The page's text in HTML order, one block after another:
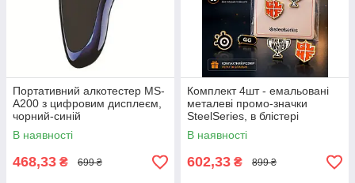
Портативний алкотестер MS-
A200 з цифровим дисплеєм,
чорний-синій
В наявності
468,33 ₴ 699 ₴
Комплект 4шт - емальовані
металеві промо-значки
SteelSeries, в блістері
В наявності
602,33 ₴ 899 ₴